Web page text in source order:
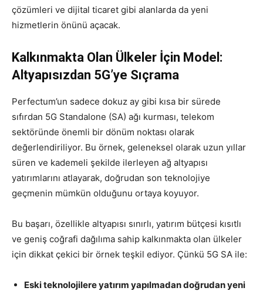
çözümleri ve dijital ticaret gibi alanlarda da yeni
hizmetlerin önünü açacak.
Kalkınmakta Olan Ülkeler İçin Model:
Altyapısızdan 5G’ye Sıçrama
Perfectum’un sadece dokuz ay gibi kısa bir sürede
sıfırdan 5G Standalone (SA) ağı kurması, telekom
sektöründe önemli bir dönüm noktası olarak
değerlendiriliyor. Bu örnek, geleneksel olarak uzun yıllar
süren ve kademeli şekilde ilerleyen ağ altyapısı
yatırımlarını atlayarak, doğrudan son teknolojiye
geçmenin mümkün olduğunu ortaya koyuyor.
Bu başarı, özellikle altyapısı sınırlı, yatırım bütçesi kısıtlı
ve geniş coğrafi dağılıma sahip kalkınmakta olan ülkeler
için dikkat çekici bir örnek teşkil ediyor. Çünkü 5G SA ile:
Eski teknolojilere yatırım yapılmadan doğrudan yeni